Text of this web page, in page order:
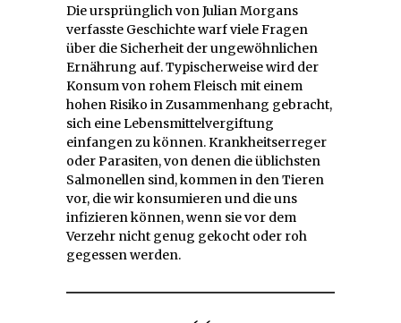
Die ursprünglich von Julian Morgans
verfasste Geschichte warf viele Fragen
über die Sicherheit der ungewöhnlichen
Ernährung auf. Typischerweise wird der
Konsum von rohem Fleisch mit einem
hohen Risiko in Zusammenhang gebracht,
sich eine Lebensmittelvergiftung
einfangen zu können. Krankheitserreger
oder Parasiten, von denen die üblichsten
Salmonellen sind, kommen in den Tieren
vor, die wir konsumieren und die uns
infizieren können, wenn sie vor dem
Verzehr nicht genug gekocht oder roh
gegessen werden.